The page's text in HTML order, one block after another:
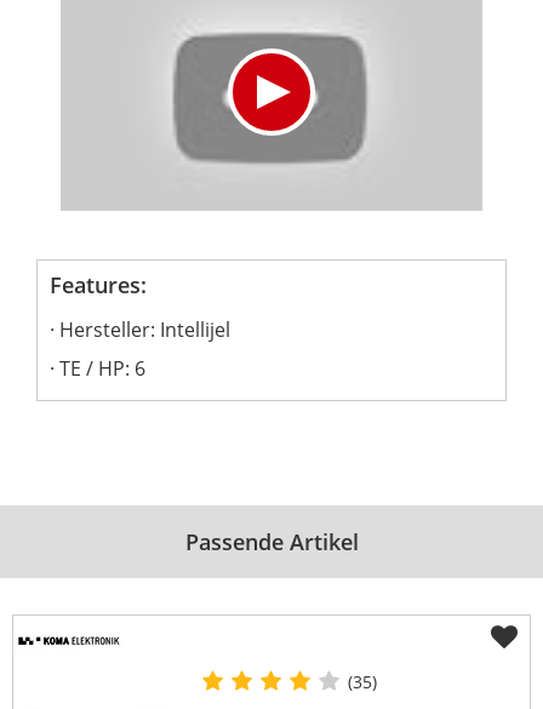
Features:
Hersteller: Intellijel
TE / HP: 6
Passende Artikel
(35)